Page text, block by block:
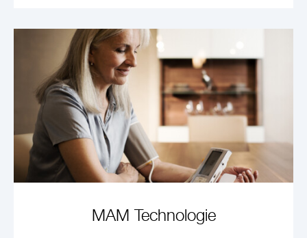
MAM Technologie